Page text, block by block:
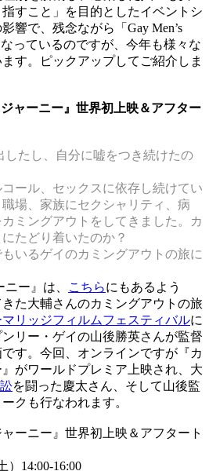
すこと」を目的としたイベントシ
響で、残念ながら「Gay Men’s
っているのですが、今年も様々な
す。ピックアップしてご紹介しま
ャーニー』世界初上映＆アフター
したし、自分に嘘をつき続けたの
ール、セックスに依存し続けてい
場、家族にセクシャリティ、病
ミングアウトをしてきました。カ
たどり着いたのか？
いるゲイのカミングアウトの旅に
ー』は、
こちらにもあるよう
た大輔さんのカミングアウトの旅
マリッジフィルムフェスティバルに
リー・ゲイの山後勝英さんが監督
す。今回、オンラインですが『カ
がワールドプレミア上映され、大
を闘った慶太さん、そして山後監
クも行なわれます。
ーニー』世界初上映＆アフタート
）14:00-16:00